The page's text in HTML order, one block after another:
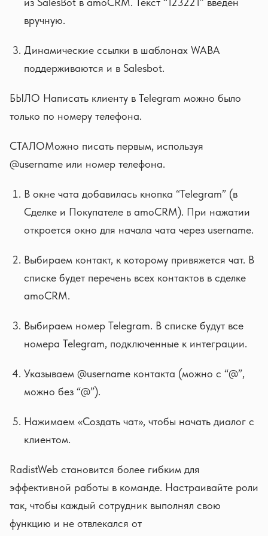
вручную.
Динамические ссылки в шаблонах WABA
поддерживаются и в Salesbot.
БЫЛО Написать клиенту в Telegram можно было
только по номеру телефона.
СТАЛОМожно писать первым, используя
@usеrname или номер телефона.
В окне чата добавилась кнопка “Telegram” (в
Сделке и Покупателе в amoCRM). При нажатии
откроется окно для начала чата через username.
Выбираем контакт, к которому привяжется чат. В
списке будет перечень всех контактов в сделке
amoCRM.
Выбираем номер Telegram. В списке будут все
номера Telegram, подключенные к интеграции.
Указываем @username контакта (можно с “@”,
можно без “@”).
Нажимаем «Создать чат», чтобы начать диалог с
клиентом.
RadistWeb становится более гибким для
эффективной работы в команде. Настраивайте роли
так, чтобы каждый сотрудник выполнял свою
функцию и не отвлекался от